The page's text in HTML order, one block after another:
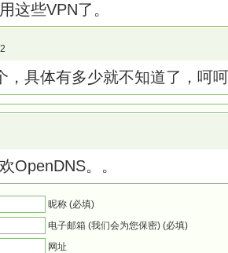
这些VPN了。
，具体有多少就不知道了，呵呵
OpenDNS。。
昵称 (必填)
电子邮箱 (我们会为您保密) (必填)
网址